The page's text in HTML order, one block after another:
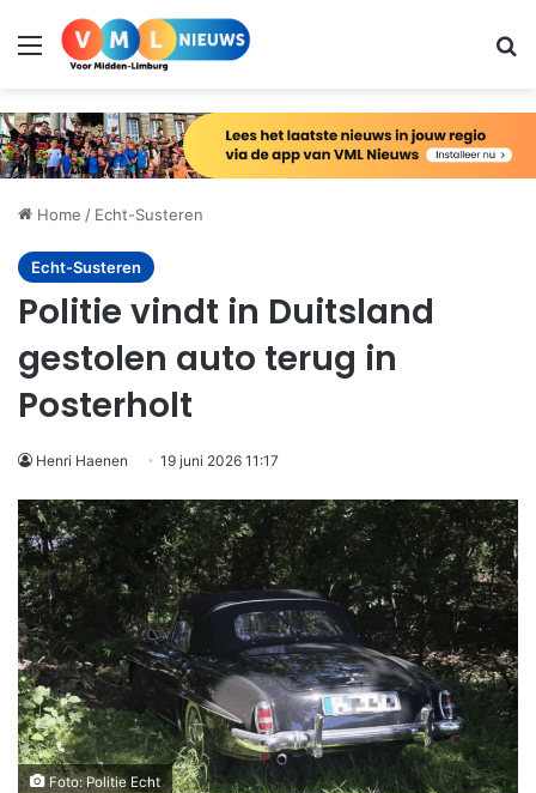
Menu
Home / Echt-Susteren
Echt-Susteren
Politie vindt in Duitsland
gestolen auto terug in
Posterholt
Henri Haenen 19 juni 2026 11:17
Foto: Politie Echt